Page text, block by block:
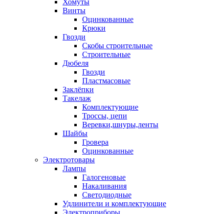
Хомуты
Винты
Оцинкованные
Крюки
Гвозди
Скобы строительные
Строительные
Дюбеля
Гвозди
Пластмасовые
Заклёпки
Такелаж
Комплектующие
Троссы, цепи
Веревки,шнуры,ленты
Шайбы
Гровера
Оцинкованные
Электротовары
Лампы
Галогеновые
Накаливания
Светодиодные
Удлинители и комплектующие
Электроприборы